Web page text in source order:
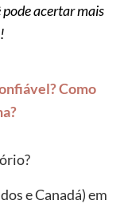
acertar mais
Como
e Canadá) em